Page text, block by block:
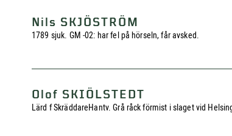
Nils SKJÖSTRÖM
1789 sjuk. GM -02: har fel på hörseln, får avsked.
Olof SKIÖLSTEDT
Lärd f SkräddareHantv. Grå råck förmist i slaget vid